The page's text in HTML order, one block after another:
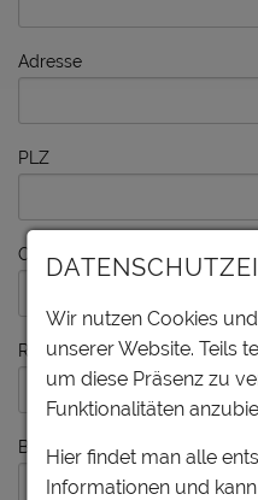
Adresse
PLZ
Ort
Region
Bundesland
Wir nutzen Cookies
unserer Website. Teils
um diese Präsenz zu
Funktionalitäten
Hier findet man alle
Informationen und